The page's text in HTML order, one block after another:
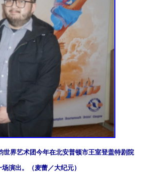
界艺术团今年在北安普顿市王室登盖特剧院
演出。（麦蕾／大纪元）